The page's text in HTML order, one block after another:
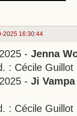
2025 16:30:44
- Jenna
: Cécile
- Ji
: Cécile